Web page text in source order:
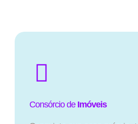
Consórcio de Imóveis